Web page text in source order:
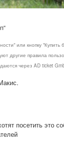
или кнопку
другие правила
через AD ticket
посетить это